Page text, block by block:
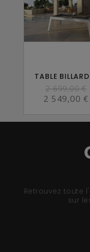
TABLE
2 699,00 €
2 549,00 €
Retrouvez toute
sur